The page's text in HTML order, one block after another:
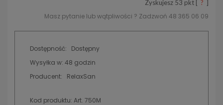
Zyskujesz 53 pkt [ ? ]
Masz pytanie lub wątpliwości ? Zadzwoń 48 365 06 09
Dostępność:
Dostępny
Wysyłka w: 48 godzin
Producent:
RelaxSan
Kod produktu: Art. 750M